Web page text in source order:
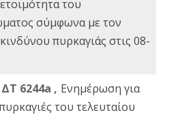
του
σύμφωνα με τον
πυρκαγιάς στις 08-
6244a , Ενημέρωση για
του τελευταίου